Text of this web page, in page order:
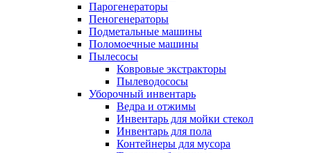
Парогенераторы
Пеногенераторы
Подметальные машины
Поломоечные машины
Пылесосы
Ковровые экстракторы
Пылеводососы
Уборочный инвентарь
Ведра и отжимы
Инвентарь для мойки стекол
Инвентарь для пола
Контейнеры для мусора